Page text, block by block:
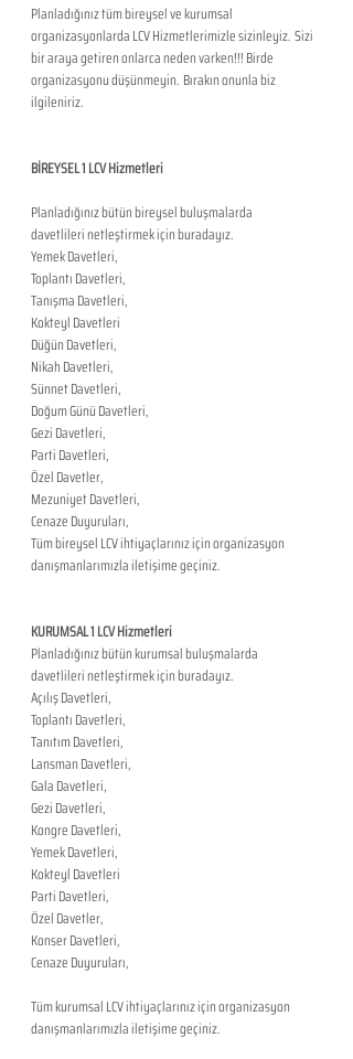
Planladığınız tüm bireysel ve kurumsal
organizasyonlarda LCV Hizmetlerimizle sizinleyiz.  Sizi
bir araya getiren onlarca neden varken!!! Birde
organizasyonu düşünmeyin.  Bırakın onunla biz
ilgileniriz.
BİREYSEL 1 LCV Hizmetleri
Planladığınız bütün bireysel buluşmalarda
davetlileri netleştirmek için buradayız.
Yemek Davetleri,
Toplantı Davetleri,
Tanışma Davetleri,
Kokteyl Davetleri
Düğün Davetleri,
Nikah Davetleri,
Sünnet Davetleri,
Doğum Günü Davetleri,
Gezi Davetleri,
Parti Davetleri,
Özel Davetler,
Mezuniyet Davetleri,
Cenaze Duyuruları,
Tüm bireysel LCV ihtiyaçlarınız için organizasyon
danışmanlarımızla iletişime geçiniz.
KURUMSAL 1 LCV Hizmetleri
Planladığınız bütün kurumsal buluşmalarda
davetlileri netleştirmek için buradayız.
Açılış Davetleri,
Toplantı Davetleri,
Tanıtım Davetleri,
Lansman Davetleri,
Gala Davetleri,
Gezi Davetleri,
Kongre Davetleri,
Yemek Davetleri,
Kokteyl Davetleri
Parti Davetleri,
Özel Davetler,
Konser Davetleri,
Cenaze Duyuruları,
Tüm kurumsal LCV ihtiyaçlarınız için organizasyon
danışmanlarımızla iletişime geçiniz.